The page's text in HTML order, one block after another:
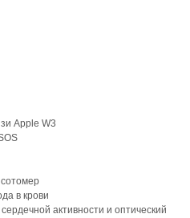
Apple W3
в крови
активности и оптический